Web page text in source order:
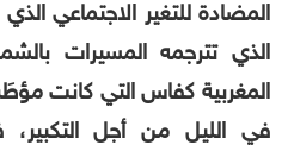
المضادة للتغير الاجتماعي
الذي تترجمه المسيرات
المغربية كفاس التي كانت
في الليل من أجل التكبير،